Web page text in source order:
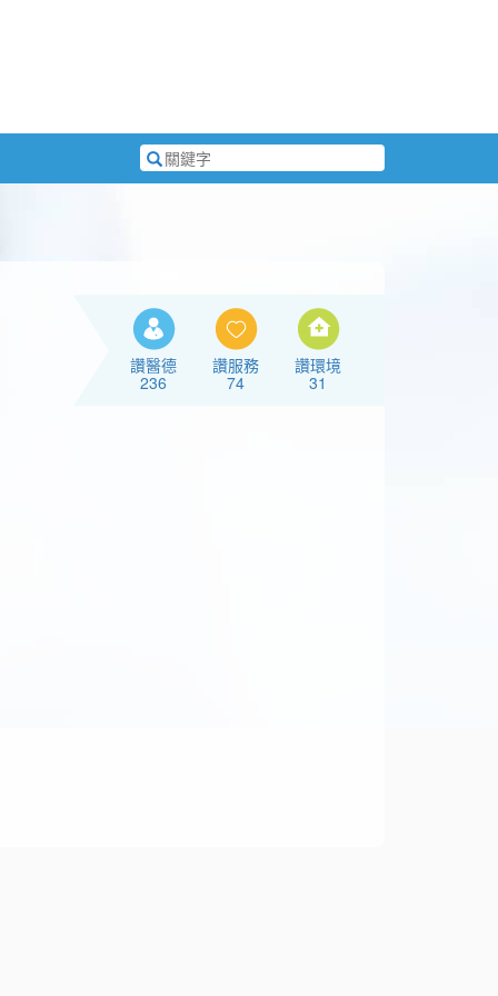
搜
尋
讚醫德
236
讚服務
74
讚環境
31